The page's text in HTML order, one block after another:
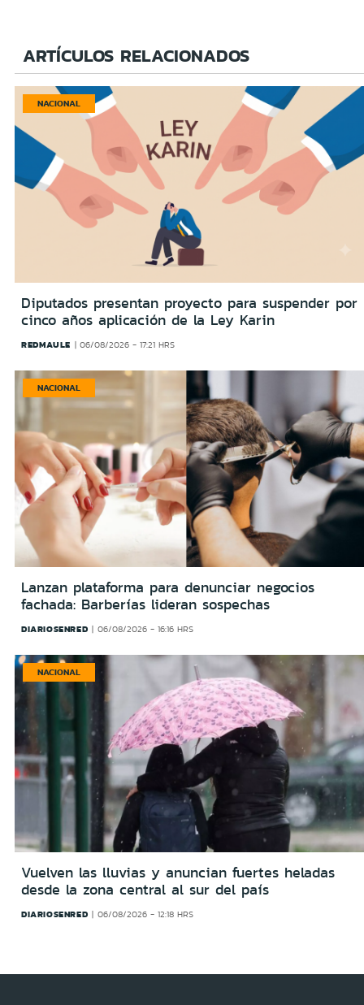
ARTÍCULOS RELACIONADOS
NACIONAL
Diputados presentan proyecto para suspender por
cinco años aplicación de la Ley Karin
REDMAULE 06/08/2026 - 17:21 HRS
NACIONAL
Lanzan plataforma para denunciar negocios
fachada: Barberías lideran sospechas
DIARIOSENRED 06/08/2026 - 16:16 HRS
NACIONAL
Vuelven las lluvias y anuncian fuertes heladas
desde la zona central al sur del país
DIARIOSENRED 06/08/2026 - 12:18 HRS